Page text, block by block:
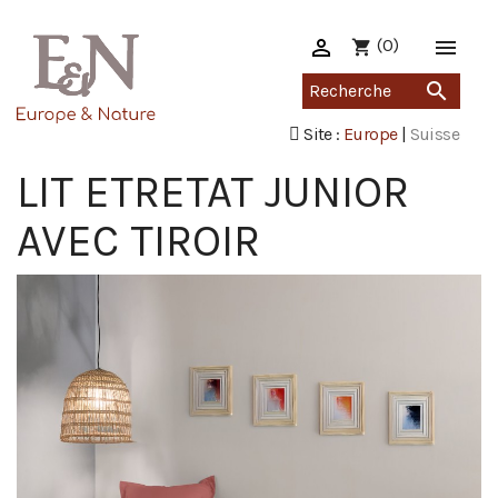

shopping_cart (0)

Site : Europe| Suisse

LIT ETRETAT JUNIOR
AVEC TIROIR